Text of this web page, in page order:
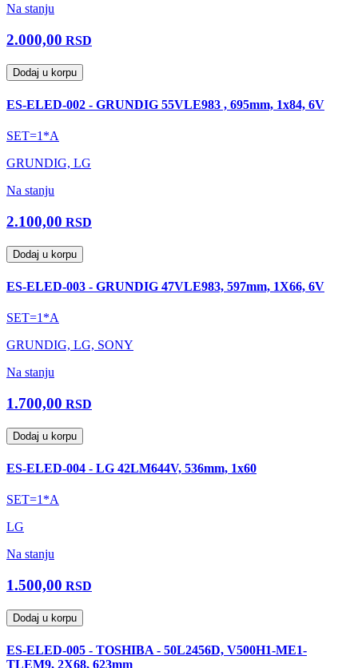
Na stanju
2.000,00 RSD
Dodaj u korpu
ES-ELED-002 - GRUNDIG 55VLE983 , 695mm, 1x84, 6V
SET=1*A
GRUNDIG, LG
Na stanju
2.100,00 RSD
Dodaj u korpu
ES-ELED-003 - GRUNDIG 47VLE983, 597mm, 1X66, 6V
SET=1*A
GRUNDIG, LG, SONY
Na stanju
1.700,00 RSD
Dodaj u korpu
ES-ELED-004 - LG 42LM644V, 536mm, 1x60
SET=1*A
LG
Na stanju
1.500,00 RSD
Dodaj u korpu
ES-ELED-005 - TOSHIBA - 50L2456D, V500H1-ME1-
TLEM9, 2X68, 623mm